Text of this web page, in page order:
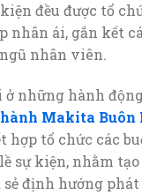
đều được tổ
nhân ái, gắn kết
nhân viên.
ở những hành
Makita Buôn
hợp tổ chức các
sự kiện, nhằm
định hướng